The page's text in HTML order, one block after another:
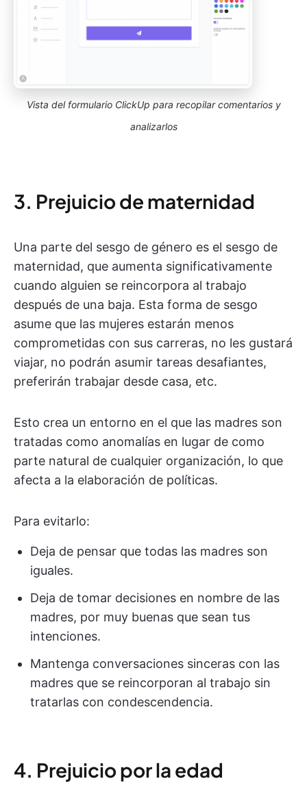
Vista del formulario ClickUp para recopilar comentarios y
analizarlos
3. Prejuicio de maternidad
Una parte del sesgo de género es el sesgo de
maternidad, que aumenta significativamente
cuando alguien se reincorpora al trabajo
después de una baja. Esta forma de sesgo
asume que las mujeres estarán menos
comprometidas con sus carreras, no les gustará
viajar, no podrán asumir tareas desafiantes,
preferirán trabajar desde casa, etc.
Esto crea un entorno en el que las madres son
tratadas como anomalías en lugar de como
parte natural de cualquier organización, lo que
afecta a la elaboración de políticas.
Para evitarlo:
Deja de pensar que todas las madres son
iguales.
Deja de tomar decisiones en nombre de las
madres, por muy buenas que sean tus
intenciones.
Mantenga conversaciones sinceras con las
madres que se reincorporan al trabajo sin
tratarlas con condescendencia.
4. Prejuicio por la edad